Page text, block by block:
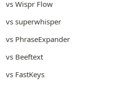
vs Wispr Flow
vs superwhisper
vs PhraseExpander
vs Beeftext
vs FastKeys